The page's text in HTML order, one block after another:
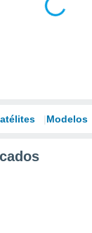
Modelos